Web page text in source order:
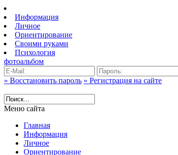
Информация
Личное
Ориентирование
Своими руками
Психология
фотоальбом
» Восстановить пароль » Регистрация на сайте
Меню сайта
Главная
Информация
Личное
Ориентирование